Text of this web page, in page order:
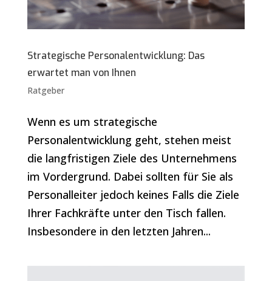
Strategische Personalentwicklung: Das
erwartet man von Ihnen
Ratgeber
Wenn es um strategische
Personalentwicklung geht, stehen meist
die langfristigen Ziele des Unternehmens
im Vordergrund. Dabei sollten für Sie als
Personalleiter jedoch keines Falls die Ziele
Ihrer Fachkräfte unter den Tisch fallen.
Insbesondere in den letzten Jahren...